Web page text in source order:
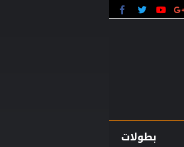
بطولات